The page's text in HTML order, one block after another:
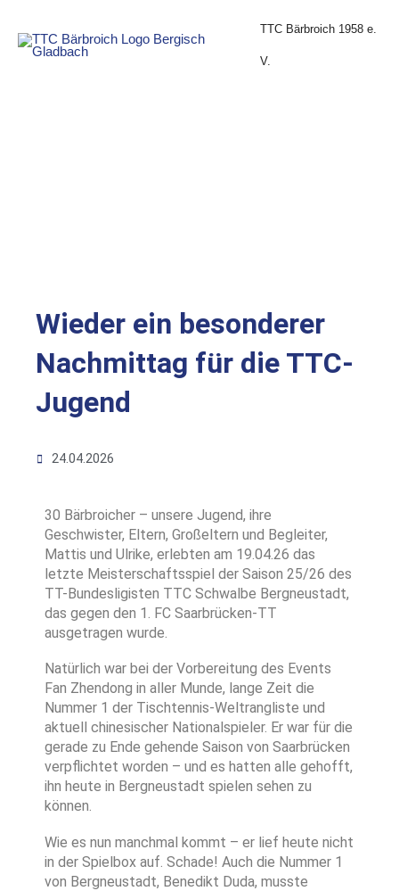
springen
TTC Bärbroich 1958 e.
V.
Wieder ein besonderer
Nachmittag für die TTC-
Jugend
24.04.2026
30 Bärbroicher – unsere Jugend, ihre
Geschwister, Eltern, Großeltern und Begleiter,
Mattis und Ulrike, erlebten am 19.04.26 das
letzte Meisterschaftsspiel der Saison 25/26 des
TT-Bundesligisten TTC Schwalbe Bergneustadt,
das gegen den 1. FC Saarbrücken-TT
ausgetragen wurde.
Natürlich war bei der Vorbereitung des Events
Fan Zhendong in aller Munde, lange Zeit die
Nummer 1 der Tischtennis-Weltrangliste und
aktuell chinesischer Nationalspieler. Er war für die
gerade zu Ende gehende Saison von Saarbrücken
verpflichtet worden – und es hatten alle gehofft,
ihn heute in Bergneustadt spielen sehen zu
können.
Wie es nun manchmal kommt – er lief heute nicht
in der Spielbox auf. Schade! Auch die Nummer 1
von Bergneustadt, Benedikt Duda, musste